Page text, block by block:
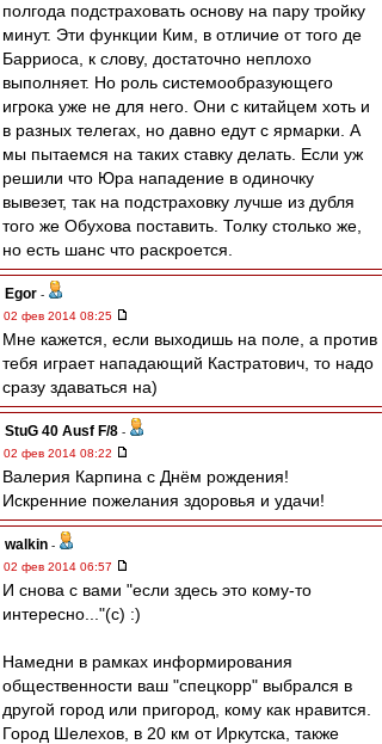
полгода подстраховать основу на пару тройку
минут. Эти функции Ким, в отличие от того де
Барриоса, к слову, достаточно неплохо
выполняет. Но роль системообразующего
игрока уже не для него. Они с китайцем хоть и
в разных телегах, но давно едут с ярмарки. А
мы пытаемся на таких ставку делать. Если уж
решили что Юра нападение в одиночку
вывезет, так на подстраховку лучше из дубля
того же Обухова поставить. Толку столько же,
но есть шанс что раскроется.
Egor -
02 фев 2014 08:25
Мне кажется, если выходишь на поле, а против
тебя играет нападающий Кастратович, то надо
сразу здаваться на)
StuG 40 Ausf F/8 -
02 фев 2014 08:22
Валерия Карпина с Днём рождения!
Искренние пожелания здоровья и удачи!
walkin -
02 фев 2014 06:57
И снова с вами "если здесь это кому-то
интересно..."(с) :)
Намедни в рамках информирования
общественности ваш "спецкорр" выбрался в
другой город или пригород, кому как нравится.
Город Шелехов, в 20 км от Иркутска, также